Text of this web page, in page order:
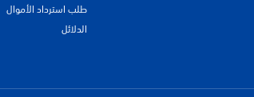
طلب استرداد الأموال
الدلائل